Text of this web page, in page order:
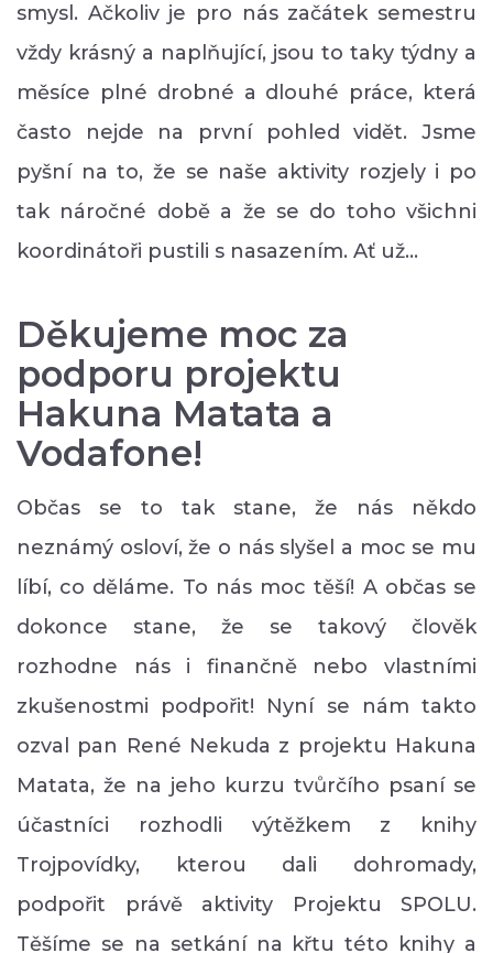
smysl. Ačkoliv je pro nás začátek semestru
vždy krásný a naplňující, jsou to taky týdny a
měsíce plné drobné a dlouhé práce, která
často nejde na první pohled vidět. Jsme
pyšní na to, že se naše aktivity rozjely i po
tak náročné době a že se do toho všichni
koordinátoři pustili s nasazením. Ať už…
Děkujeme moc za
podporu projektu
Hakuna Matata a
Vodafone!
Občas se to tak stane, že nás někdo
neznámý osloví, že o nás slyšel a moc se mu
líbí, co děláme. To nás moc těší! A občas se
dokonce stane, že se takový člověk
rozhodne nás i finančně nebo vlastními
zkušenostmi podpořit! Nyní se nám takto
ozval pan René Nekuda z projektu Hakuna
Matata, že na jeho kurzu tvůrčího psaní se
účastníci rozhodli výtěžkem z knihy
Trojpovídky, kterou dali dohromady,
podpořit právě aktivity Projektu SPOLU.
Těšíme se na setkání na křtu této knihy a